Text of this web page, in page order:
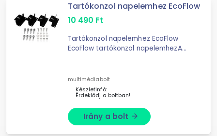
Tartókonzol napelemhez EcoFlow
10 490 Ft
Tartókonzol napelemhez EcoFlow
EcoFlow tartókonzol napelemhezA
kompatibilisek. A készletben olyan ...
multimédiabolt
Készletinfó:
Érdeklődj a boltban!
Irány a bolt arrow_forward